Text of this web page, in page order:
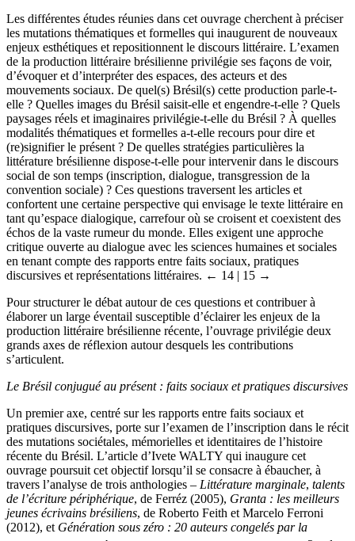
Les différentes études réunies dans cet ouvrage cherchent à préciser
les mutations thématiques et formelles qui inaugurent de nouveaux
enjeux esthétiques et repositionnent le discours littéraire. L’examen
de la production littéraire brésilienne privilégie ses façons de voir,
d’évoquer et d’interpréter des espaces, des acteurs et des
mouvements sociaux. De quel(s) Brésil(s) cette production parle-t-
elle ? Quelles images du Brésil saisit-elle et engendre-t-elle ? Quels
paysages réels et imaginaires privilégie-t-elle du Brésil ? À quelles
modalités thématiques et formelles a-t-elle recours pour dire et
(re)signifier le présent ? De quelles stratégies particulières la
littérature brésilienne dispose-t-elle pour intervenir dans le discours
social de son temps (inscription, dialogue, transgression de la
convention sociale) ? Ces questions traversent les articles et
confortent une certaine perspective qui envisage le texte littéraire en
tant qu’espace dialogique, carrefour où se croisent et coexistent des
échos de la vaste rumeur du monde. Elles exigent une approche
critique ouverte au dialogue avec les sciences humaines et sociales
en tenant compte des rapports entre faits sociaux, pratiques
discursives et représentations littéraires. ← 14 | 15 →
Pour structurer le débat autour de ces questions et contribuer à
élaborer un large éventail susceptible d’éclairer les enjeux de la
production littéraire brésilienne récente, l’ouvrage privilégie deux
grands axes de réflexion autour desquels les contributions
s’articulent.
Le Brésil conjugué au présent : faits sociaux et pratiques discursives
Un premier axe, centré sur les rapports entre faits sociaux et
pratiques discursives, porte sur l’examen de l’inscription dans le récit
des mutations sociétales, mémorielles et identitaires de l’histoire
récente du Brésil. L’article d’Ivete WALTY qui inaugure cet
ouvrage poursuit cet objectif lorsqu’il se consacre à ébaucher, à
travers l’analyse de trois anthologies – Littérature marginale, talents
de l’écriture périphérique, de Ferréz (2005), Granta : les meilleurs
jeunes écrivains brésiliens, de Roberto Feith et Marcelo Ferroni
(2012), et Génération sous zéro : 20 auteurs congelés par la